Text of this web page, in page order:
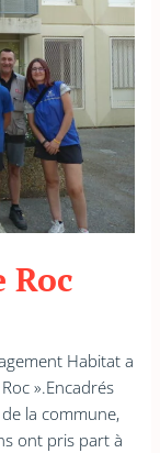
Roc
Habitat a
».Encadrés
la commune,
ont pris part à